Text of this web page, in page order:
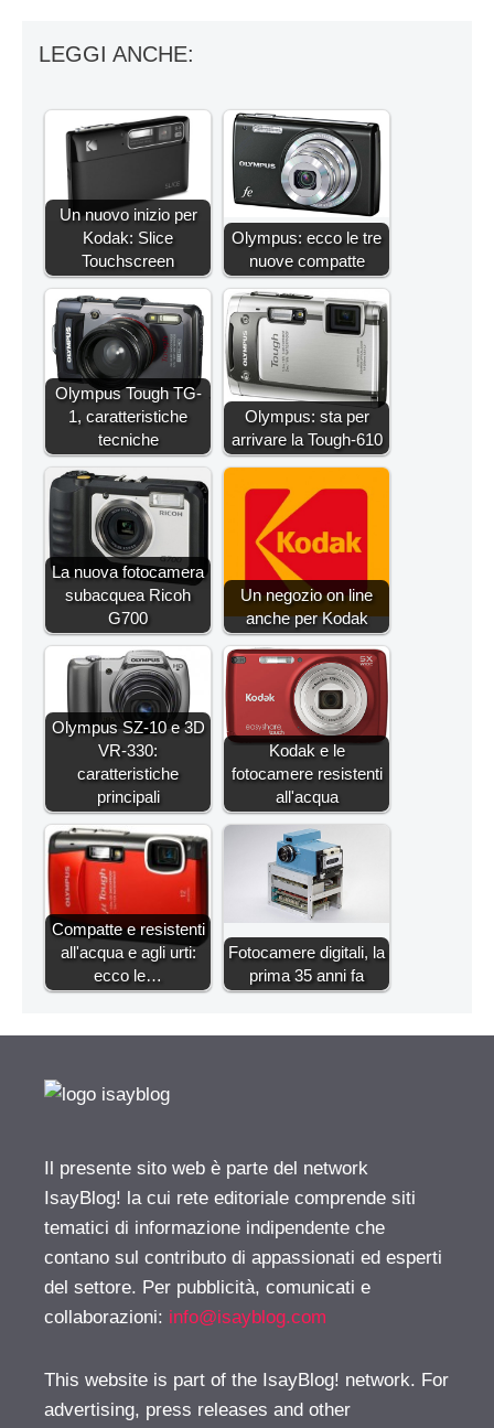
LEGGI ANCHE:
Un nuovo inizio per
Kodak: Slice
Touchscreen
Olympus: ecco le tre
nuove compatte
Olympus Tough TG-
1, caratteristiche
tecniche
Olympus: sta per
arrivare la Tough-610
La nuova fotocamera
subacquea Ricoh
G700
Un negozio on line
anche per Kodak
Olympus SZ-10 e 3D
VR-330:
caratteristiche
principali
Kodak e le
fotocamere resistenti
all'acqua
Compatte e resistenti
all'acqua e agli urti:
ecco le…
Fotocamere digitali, la
prima 35 anni fa
Il presente sito web è parte del network
IsayBlog! la cui rete editoriale comprende siti
tematici di informazione indipendente che
contano sul contributo di appassionati ed esperti
del settore. Per pubblicità, comunicati e
collaborazioni: info@isayblog.com
This website is part of the IsayBlog! network. For
advertising, press releases and other